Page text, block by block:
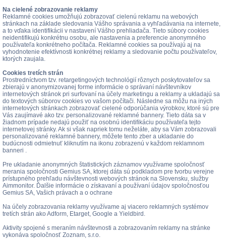
Na cielené zobrazovanie reklamy
Reklamné cookies umožňujú zobrazovať cielenú reklamu na webových
stránkach na základe sledovania Vášho správania a vyhľadávania na internete,
a to vďaka identifikácii v nastavení Vášho prehliadača. Tieto súbory cookies
neidentifikujú konkrétnu osobu, ale nastavenia a preferencie anonymného
používateľa konkrétneho počítača. Reklamné cookies sa používajú aj na
vyhodnotenie efektívnosti konkrétnej reklamy a sledovanie počtu používateľov,
ktorých zaujala.
Cookies tretích strán
Prostredníctvom tzv. retargetingových technológií rôznych poskytovateľov sa
zbierajú v anonymizovanej forme informácie o správaní návštevníkov
internetových stránok pri surfovaní na účely marketingu a reklamy a ukladajú sa
do textových súborov cookies vo vašom počítači. Následne sa môžu na iných
internetových stránkach zobrazovať cielené odporúčania výrobkov, ktoré sú pre
Vás zaujímavé ako tzv. personalizované reklamné bannery. Tieto dáta sa v
žiadnom prípade nedajú použiť na osobnú identifikáciu používateľa tejto
internetovej stránky. Ak si však napriek tomu neželáte, aby sa Vám zobrazovali
personalizované reklamné bannery, môžete tento zber a ukladanie do
budúcnosti odmietnuť kliknutím na ikonu zobrazenú v každom reklamnom
banneri .
Pre ukladanie anonymných štatistických záznamov využívame spoločnosť
merania spoločnosti Gemius SA, ktorej dáta sú podkladom pre tvorbu verejne
prístupného prehľadu návštevnosti webových stránok na Slovensku, služby
Aimmonitor. Ďalšie informácie o získavaní a používaní údajov spoločnosťou
Gemius SA, Vašich právach a o ochrane
Na účely zobrazovania reklamy využívame aj viacero reklamných systémov
tretích strán ako Adform, Etarget, Google a Yieldbird.
Aktivity spojené s meraním návštevnosti a zobrazovaním reklamy na stránke
vykonáva spoločnosť Zoznam, s.r.o.